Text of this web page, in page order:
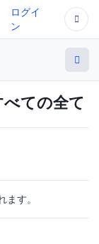
ログイ
ン
ての全て
ます。